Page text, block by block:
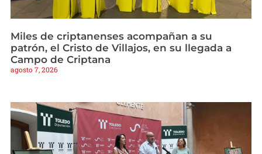
Miles de criptanenses acompañan a su
patrón, el Cristo de Villajos, en su llegada a
Campo de Criptana
agosto 7, 2026